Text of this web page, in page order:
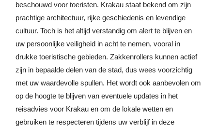
beschouwd voor toeristen. Krakau staat bekend om zijn
prachtige architectuur, rijke geschiedenis en levendige
cultuur. Toch is het altijd verstandig om alert te blijven en
uw persoonlijke veiligheid in acht te nemen, vooral in
drukke toeristische gebieden. Zakkenrollers kunnen actief
zijn in bepaalde delen van de stad, dus wees voorzichtig
met uw waardevolle spullen. Het wordt ook aanbevolen om
op de hoogte te blijven van eventuele updates in het
reisadvies voor Krakau en om de lokale wetten en
gebruiken te respecteren tijdens uw verblijf in deze